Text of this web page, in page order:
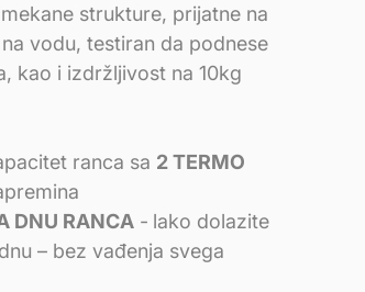
strukture, prijatne na
vodu, testiran da podnese
kao i izdržljivost na 10kg
ranca sa 2 TERMO
DNU RANCA - lako dolazite
– bez vađenja svega